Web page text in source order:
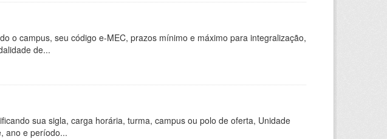
o campus, seu código e-MEC, prazos mínimo e máximo para integralização,
de...
sua sigla, carga horária, turma, campus ou polo de oferta, Unidade
ano e período...